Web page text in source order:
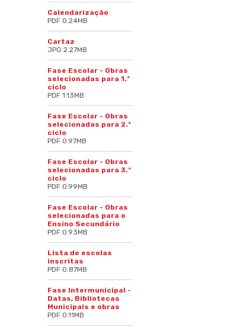
Calendarização
PDF 0.24MB
Cartaz
JPG 2.27MB
Fase Escolar - Obras
selecionadas para 1.º
ciclo
PDF 1.13MB
Fase Escolar - Obras
selecionadas para 2.º
ciclo
PDF 0.97MB
Fase Escolar - Obras
selecionadas para 3.º
ciclo
PDF 0.99MB
Fase Escolar - Obras
selecionadas para o
Ensino Secundário
PDF 0.93MB
Lista de escolas
inscritas
PDF 0.87MB
Fase Intermunicipal -
Datas, Bibliotecas
Municipais e obras
PDF 0.11MB